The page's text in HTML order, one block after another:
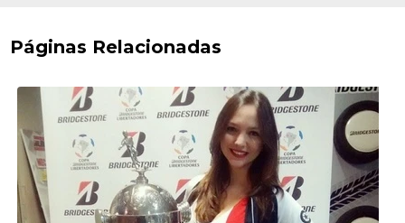
Páginas Relacionadas